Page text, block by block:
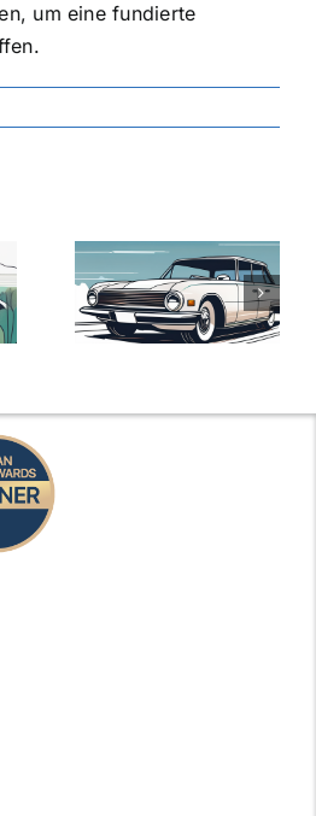
um eine fundierte
Kfz-
Die besten
Angebote im